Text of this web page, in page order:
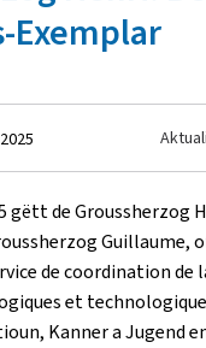
Exemplar
gëtt de Groussherzog
Guillaume,
de coordination de
et
Kanner a Jugend